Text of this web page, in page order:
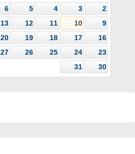
2
3
4
5
6
9
10
11
12
13
16
17
18
19
20
23
24
25
26
27
30
31